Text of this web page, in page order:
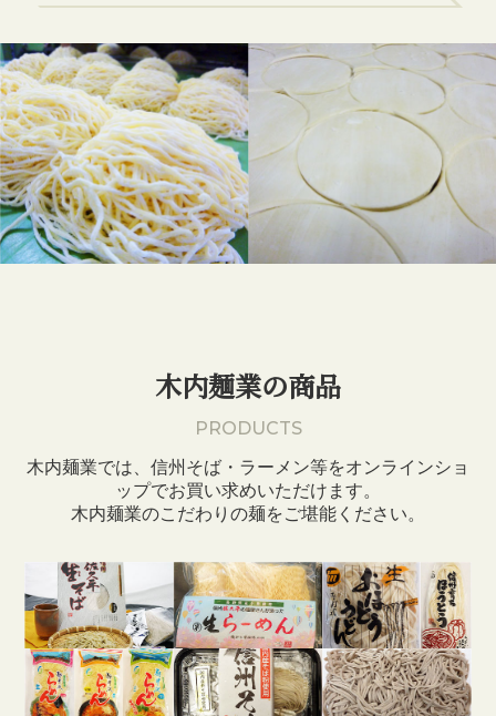
木内麺業の商品
PRODUCTS
木内麺業では、信州そば・ラーメン等をオンラインショ
ップでお買い求めいただけます。
木内麺業のこだわりの麺をご堪能ください。